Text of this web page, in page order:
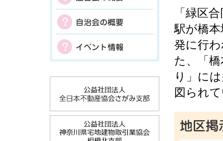
「緑区
駅が橋
発に行
た、「
り」に
図られ